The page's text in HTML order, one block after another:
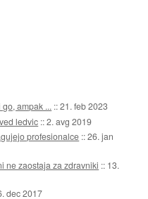
ampak ... ::21. feb 2023
ledvic ::2. avg 2019
profesionalce ::26. jan
ne zaostaja za zdravniki :: 13.
dec 2017